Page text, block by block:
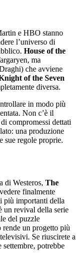
e HBO stanno
l’universo di
House of the
ma
che avviene
of the Seven
diversa.
in modo più
Non c’è il
compromessi dettati
una produzione
sue regole proprie.
di Westeros, The
finalmente
più importanti della
un revival della serie
del puzzle
un progetto più
Se riuscirete a
potrebbe